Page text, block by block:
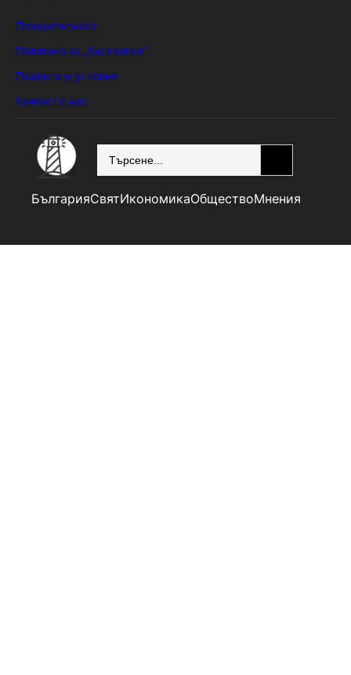
Поверителност
Политика за „бисквитки“
Правила и условия
Контакт с нас
БългарияСвятИкономикаОбществоМнения